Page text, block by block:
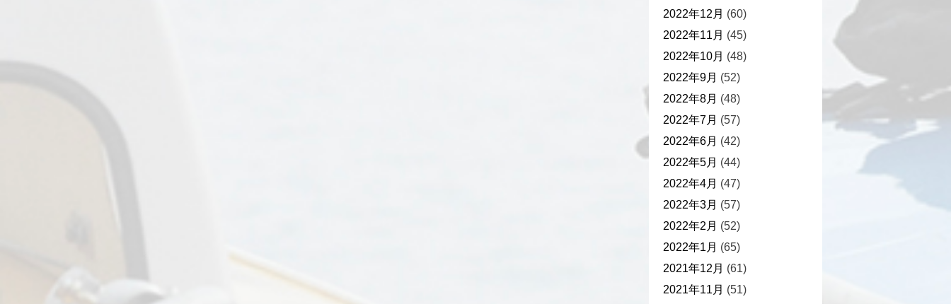
2022年12月 (60)
2022年11月 (45)
2022年10月 (48)
2022年9月 (52)
2022年8月 (48)
2022年7月 (57)
2022年6月 (42)
2022年5月 (44)
2022年4月 (47)
2022年3月 (57)
2022年2月 (52)
2022年1月 (65)
2021年12月 (61)
2021年11月 (51)